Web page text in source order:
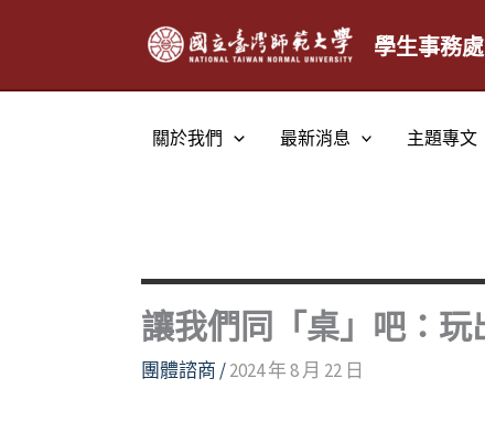
學生事務
關於我們 最新消息 主題專文
讓我們同「桌」吧：
團體諮商 /2024 年 8 月 22 日